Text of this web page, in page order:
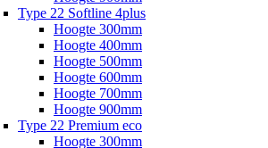
Type 22 Softline 4plus
Hoogte 300mm
Hoogte 400mm
Hoogte 500mm
Hoogte 600mm
Hoogte 700mm
Hoogte 900mm
Type 22 Premium eco
Hoogte 300mm